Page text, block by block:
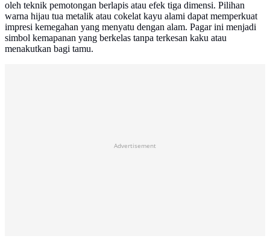
oleh teknik pemotongan berlapis atau efek tiga dimensi. Pilihan
warna hijau tua metalik atau cokelat kayu alami dapat memperkuat
impresi kemegahan yang menyatu dengan alam. Pagar ini menjadi
simbol kemapanan yang berkelas tanpa terkesan kaku atau
menakutkan bagi tamu.
Advertisement